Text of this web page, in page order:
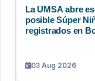
La UMSA abre
posible Súper
registrados en
03 Aug 2026